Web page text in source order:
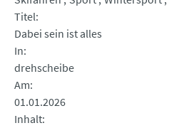
Titel
Dabei sein ist alles
In
drehscheibe
Am
01.01.2026
Inhalt